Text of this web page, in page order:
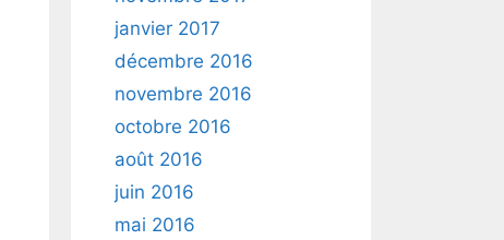
janvier 2017
décembre 2016
novembre 2016
octobre 2016
août 2016
juin 2016
mai 2016